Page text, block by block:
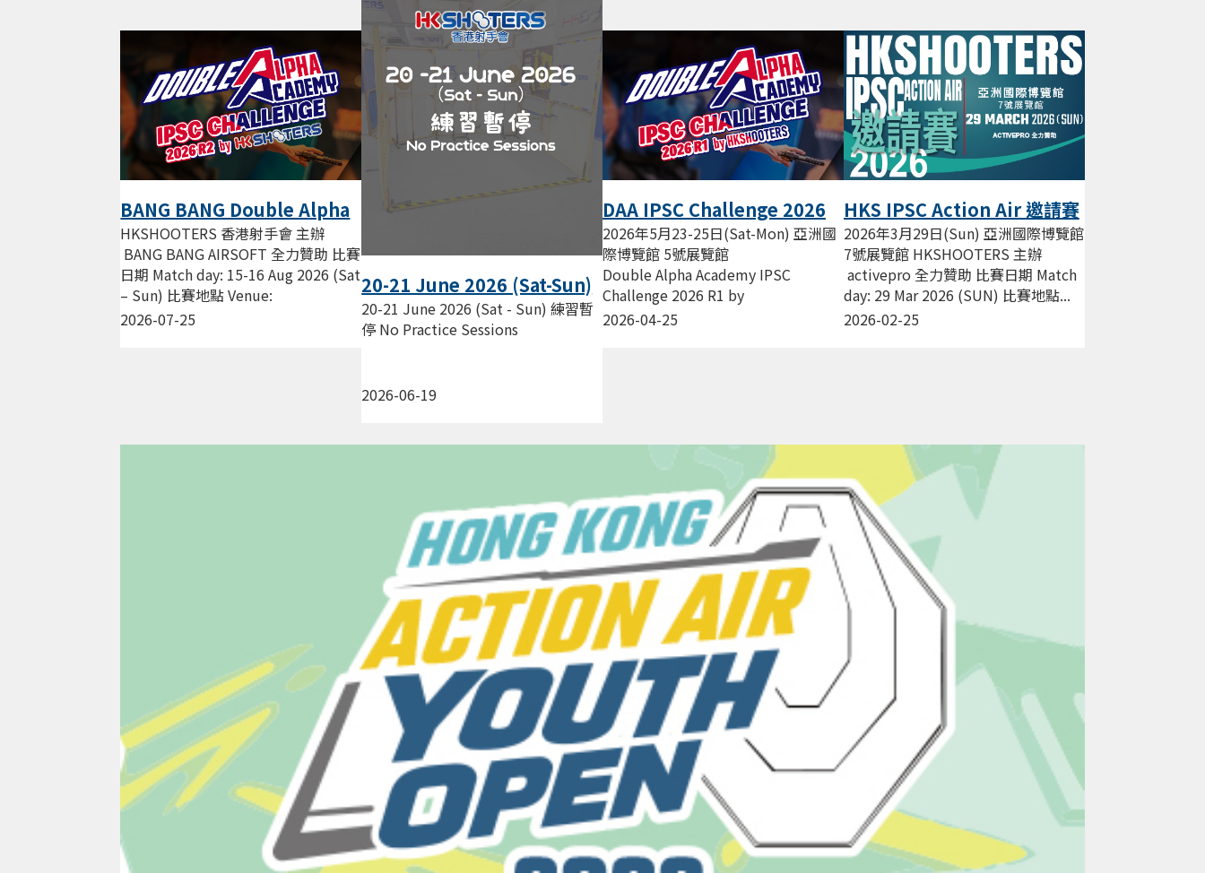
BANG BANG Double Alpha
Academy IPSC Challenge
2026 R2 by HKS
2026-07-25
HKSHOOTERS 香港射手會 主辦
BANG BANG AIRSOFT 全力贊助 比賽
日期 Match day: 15-16 Aug 2026 (Sat
– Sun) 比賽地點 Venue:
HKSHOOTERS 新蒲崗 景福街...
20-21 June 2026 (Sat-Sun)
練習暫停 No Practice
Sessions
2026-06-19
20-21 June 2026 (Sat - Sun) 練習暫
停 No Practice Sessions
DAA IPSC Challenge 2026
R1 by HKSHOOTERS
2026-04-25
2026年5月23-25日(Sat-Mon) 亞洲國
際博覽館 5號展覽館
Double Alpha Academy IPSC
Challenge 2026 R1 by
HKSHOOTERS HKSHOOTERS 香港
HKS IPSC Action Air 邀請賽
Mar 2026
2026-02-25
2026年3月29日(Sun) 亞洲國際博覽館
7號展覽館 HKSHOOTERS 主辦
activepro 全力贊助 比賽日期 Match
day: 29 Mar 2026 (SUN) 比賽地點...